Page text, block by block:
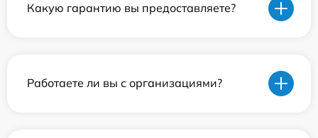
Какую гарантию вы предоставляете?
Работаете ли вы с организациями?